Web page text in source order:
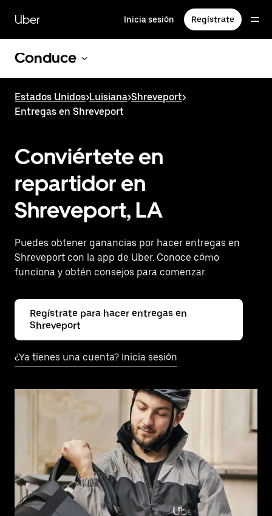
contenido
principal
Uber Inicia sesión Regístrate
Conduce
Estados Unidos>Luisiana>Shreveport>
Entregas en Shreveport
Conviértete en
repartidor en
Shreveport, LA
Puedes obtener ganancias por hacer entregas en
Shreveport con la app de Uber. Conoce cómo
funciona y obtén consejos para comenzar.
Regístrate para hacer entregas en
Shreveport
¿Ya tienes una cuenta? Inicia sesión